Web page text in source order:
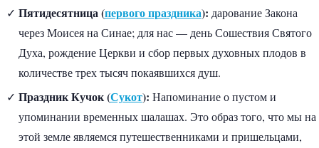
Пятидесятница (первого праздника): дарование Закона
через Моисея на Синае; для нас — день Сошествия Святого
Духа, рождение Церкви и сбор первых духовных плодов в
количестве трех тысяч покаявшихся душ.
Праздник Кучок (Сукот): Напоминание о пустом и
упоминании временных шалашах. Это образ того, что мы на
этой земле являемся путешественниками и пришельцами,